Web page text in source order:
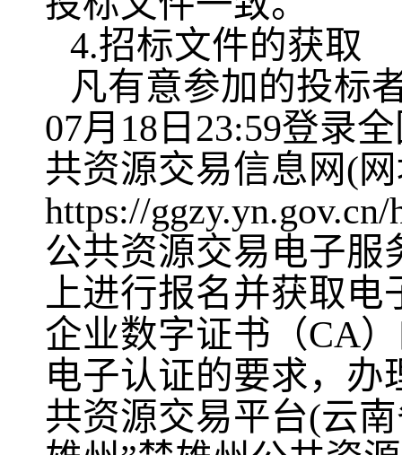
4.招标文件的获取
凡有意参加的投标
07月18日23:59登录
共资源交易信息网(
https://ggzy.yn.gov.cn/
公共资源交易电子服
上进行报名并获取电
企业数字证书（CA
电子认证的要求，
共资源交易平台(云